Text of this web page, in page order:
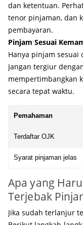
dan ketentuan.
tenor pinjaman, dan
pembayaran.
Pinjam Sesuai
Hanya pinjam sesuai
Jangan tergiur
mempertimbangkan
secara tepat waktu.
Pemahaman
Terdaftar OJK
Syarat pinjaman jelas
Apa yang
Terjebak
Jika sudah terlanjur